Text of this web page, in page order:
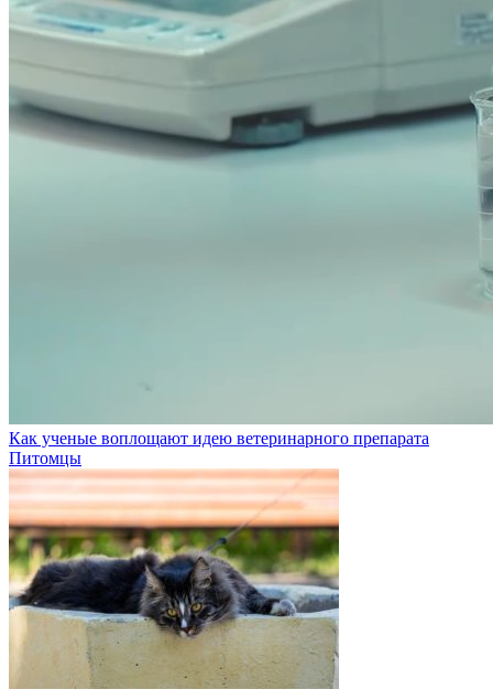
Как ученые воплощают идею ветеринарного препарата
Питомцы